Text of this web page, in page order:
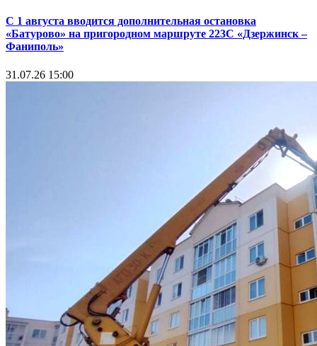
С 1 августа вводится дополнительная остановка
«Батурово» на пригородном маршруте 223С «Дзержинск –
Фаниполь»
31.07.26 15:00